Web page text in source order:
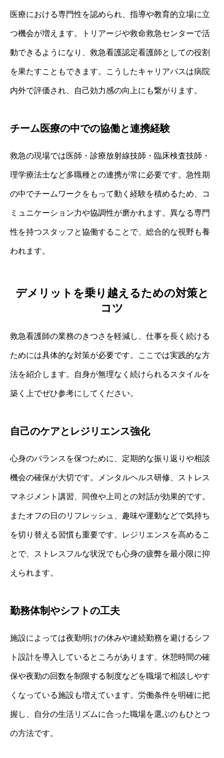
医療における専門性を認められ、指導や教育的立場に立
つ機会が増えます。トリアージや救命救急センターで活
動できるようになり、救急看護認定看護師としての役割
を果たすこともできます。こうしたキャリアパスは病院
内外で評価され、自己効力感の向上にも繋がります。
チーム医療の中での協働と連携経験
救急の現場では医師・診療放射線技師・臨床検査技師・
理学療法士など多職種との連携が常に必要です。急性期
の中でチームワークをもって動く経験を積めるため、コ
ミュニケーション力や協調性が磨かれます。異なる専門
性を持つスタッフと協働することで、総合的な視野も養
われます。
デメリットを乗り越えるための対策と
コツ
救急看護師の業務のきつさを軽減し、仕事を長く続ける
ためには具体的な対策が必要です。ここでは実践的な方
法を紹介します。自身が無理なく続けられるスタイルを
築く上でぜひ参考にしてください。
自己のケアとレジリエンス強化
心身のバランスを保つために、定期的な振り返りや相談
機会の確保が大切です。メンタルヘルス研修、ストレス
マネジメント講習、同僚や上司との対話が効果的です。
またオフの日のリフレッシュ、趣味や運動などで気持ち
を切り替える習慣も重要です。レジリエンスを高めるこ
とで、ストレスフルな状況でも心身の疲弊を最小限に抑
えられます。
勤務体制やシフトの工夫
施設によっては夜勤明けの休みや連続勤務を避けるシフ
ト設計を導入しているところがあります。休憩時間の確
保や夜勤の回数を制限する制度などを職場で相談しやす
くなっている施設も増えています。労働条件を明確に把
握し、自分の生活リズムに合った職場を選ぶのもひとつ
の方法です。